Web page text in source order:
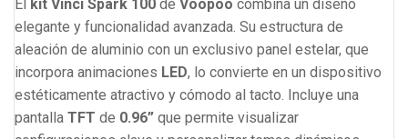
El kit Vinci Spark 100 de Voopoo combina un diseño
elegante y funcionalidad avanzada. Su estructura de
aleación de aluminio con un exclusivo panel estelar, que
incorpora animaciones LED, lo convierte en un dispositivo
estéticamente atractivo y cómodo al tacto. Incluye una
pantalla TFT de 0.96” que permite visualizar